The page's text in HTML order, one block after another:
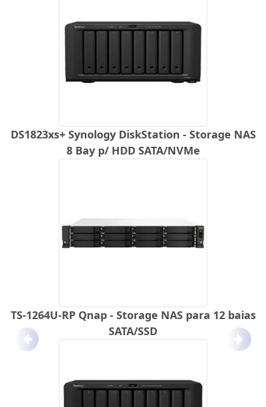
DS1823xs+ Synology DiskStation - Storage NAS
8 Bay p/ HDD SATA/NVMe
TS-1264U-RP Qnap - Storage NAS para 12 baias
SATA/SSD
Anterior